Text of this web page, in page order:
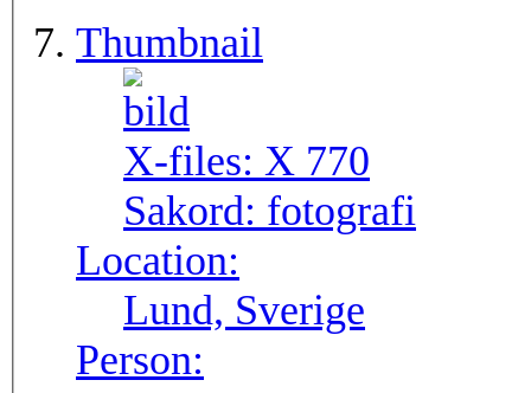
Thumbnail
X-files: X 770
Sakord: fotografi
Location:
Lund, Sverige
Person: